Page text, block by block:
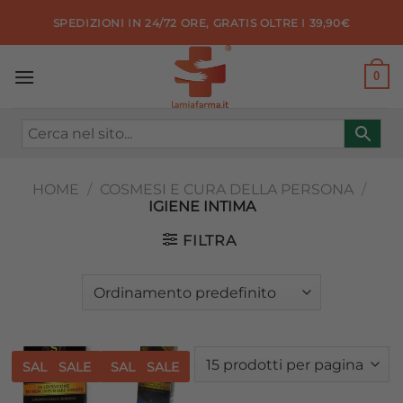
SPEDIZIONI IN 24/72 ORE, GRATIS OLTRE I 39,90€
0
HOME / COSMESI E CURA DELLA PERSONA /
IGIENE INTIMA
FILTRA
SALE SALE
Aggiungi
SALE SALE
Aggiungi